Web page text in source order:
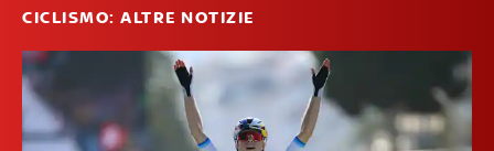
CICLISMO: ALTRE NOTIZIE